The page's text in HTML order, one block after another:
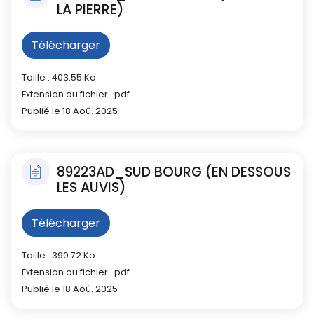
LA PIERRE)
Télécharger
Taille : 403.55 Ko
Extension du fichier : pdf
Publié le 18 Aoû. 2025
89223AD_SUD BOURG (EN DESSOUS
LES AUVIS)
Télécharger
Taille : 390.72 Ko
Extension du fichier : pdf
Publié le 18 Aoû. 2025